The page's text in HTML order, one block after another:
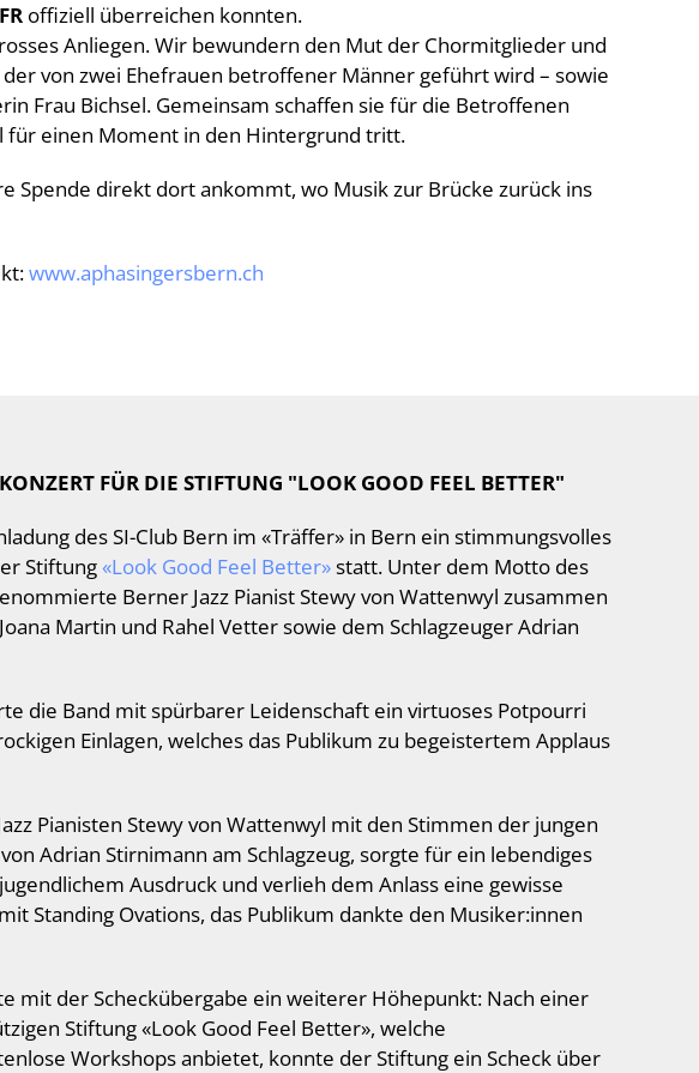
offiziell überreichen konnten.
Anliegen. Wir bewundern den Mut der Chormitglieder und
der von zwei Ehefrauen betroffener Männer geführt wird – sowie
Frau Bichsel. Gemeinsam schaffen sie für die Betroffenen
für einen Moment in den Hintergrund tritt.
Spende direkt dort ankommt, wo Musik zur Brücke zurück ins
www.aphasingersbern.ch
FÜR DIE STIFTUNG "LOOK GOOD FEEL BETTER"
des SI-Club Bern im «Träffer» in Bern ein stimmungsvolles
Stiftung«Look Good Feel Better»statt. Unter dem Motto des
Berner Jazz Pianist Stewy von Wattenwyl zusammen
Martin und Rahel Vetter sowie dem Schlagzeuger Adrian
die Band mit spürbarer Leidenschaft ein virtuoses Potpourri
Einlagen, welches das Publikum zu begeistertem Applaus
Pianisten Stewy von Wattenwyl mit den Stimmen der jungen
Adrian Stirnimann am Schlagzeug, sorgte für ein lebendiges
Ausdruck und verlieh dem Anlass eine gewisse
Standing Ovations, das Publikum dankte den Musiker:innen
mit der Scheckübergabe ein weiterer Höhepunkt: Nach einer
Stiftung «Look Good Feel Better», welche
Workshops anbietet, konnte der Stiftung ein Scheck über